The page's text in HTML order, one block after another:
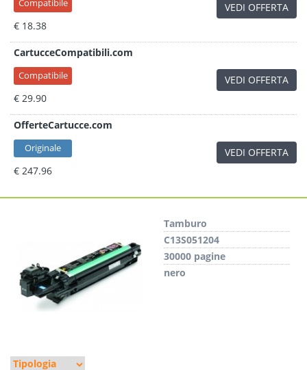
Compatibile
€ 18.38
VEDI OFFERTA
CartucceCompatibili.com
Compatibile
€ 29.90
VEDI OFFERTA
OfferteCartucce.com
Originale
€ 247.96
VEDI OFFERTA
Tamburo
C13S051204
30000 pagine
nero